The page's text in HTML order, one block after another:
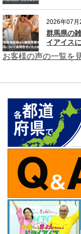
2026年07月
群馬県の
イアイス
お客様の声の一覧を